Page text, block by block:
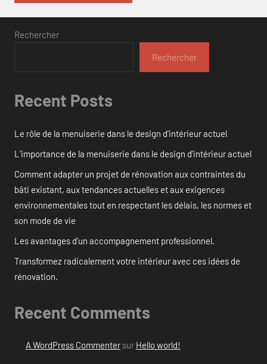
Rechercher
Rechercher
Recent Posts
Le rôle de la menuiserie dans le design d’intérieur actuel
L’importance de la menuiserie dans le design d’intérieur actuel
Comment adapter un projet de rénovation aux contraintes du
bâti existant, aux tendances actuelles et aux exigences
environnementales tout en respectant les délais, les normes et
son mode de vie
Les avantages d’un accompagnement professionnel.
Transformez radicalement votre intérieur avec ces idées de
rénovation.
Recent Comments
A WordPress Commentersur Hello world!